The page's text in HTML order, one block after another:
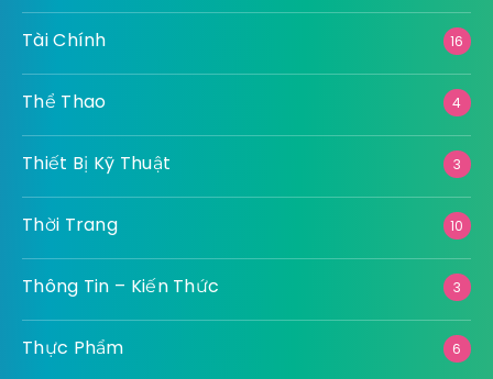
Tài Chính 16
Thể Thao 4
Thiết Bị Kỹ Thuật 3
Thời Trang 10
Thông Tin – Kiến Thức 3
Thực Phẩm 6